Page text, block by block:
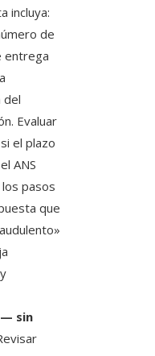
incluya:
de
entrega
del
Evaluar
el plazo
ANS
pasos
que
— sin